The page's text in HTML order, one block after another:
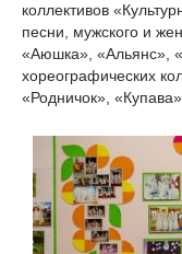
коллективов
песни, мужского и
«Аюшка», «Альянс»,
хореографических
«Родничок»,